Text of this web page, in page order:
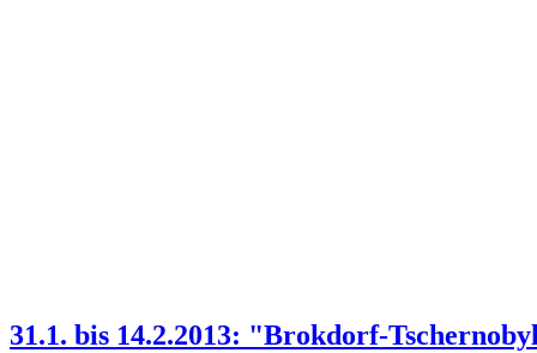
31.1. bis 14.2.2013: "Brokdorf-